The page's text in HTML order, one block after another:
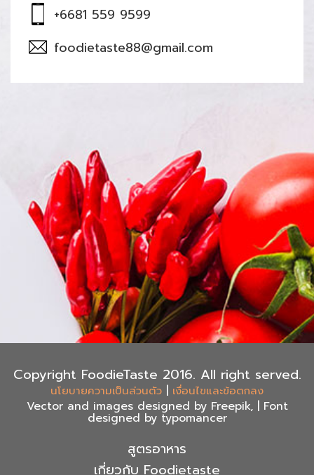
+6681 559 9599
foodietaste88@gmail.com
Copyright FoodieTaste 2016. All right served.
นโยบายความเป็นส่วนตัว | เงื่อนไขและข้อตกลง
Vector and images designed by Freepik, | Font
designed by typomancer
สูตรอาหาร
เกี่ยวกับ Foodietaste